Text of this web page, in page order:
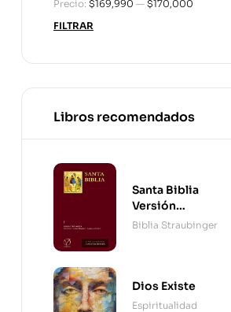
FILTRAR
Precio: $169,990 — $170,000
Libros recomendados
Santa Biblia
Versión
Straubinger - 2
Biblia Straubinger
Dios Existe
Espiritualidad